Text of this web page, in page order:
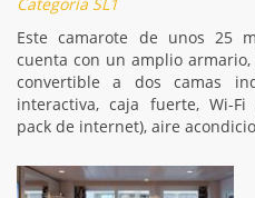
Este camarote de unos 25
cuenta con un amplio
convertible a dos camas
interactiva, caja fuerte, Wi-
pack de internet), aire